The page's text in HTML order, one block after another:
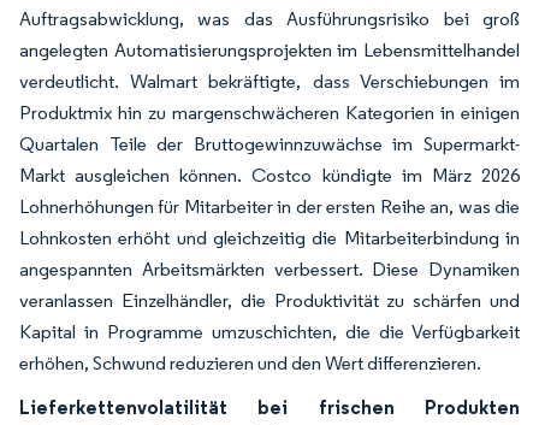
Auftragsabwicklung, was das Ausführungsrisiko bei groß
angelegten Automatisierungsprojekten im Lebensmittelhandel
verdeutlicht. Walmart bekräftigte, dass Verschiebungen im
Produktmix hin zu margenschwächeren Kategorien in einigen
Quartalen Teile der Bruttogewinnzuwächse im Supermarkt-
Markt ausgleichen können. Costco kündigte im März 2026
Lohnerhöhungen für Mitarbeiter in der ersten Reihe an, was die
Lohnkosten erhöht und gleichzeitig die Mitarbeiterbindung in
angespannten Arbeitsmärkten verbessert. Diese Dynamiken
veranlassen Einzelhändler, die Produktivität zu schärfen und
Kapital in Programme umzuschichten, die die Verfügbarkeit
erhöhen, Schwund reduzieren und den Wert differenzieren.
Lieferkettenvolatilität bei frischen Produkten